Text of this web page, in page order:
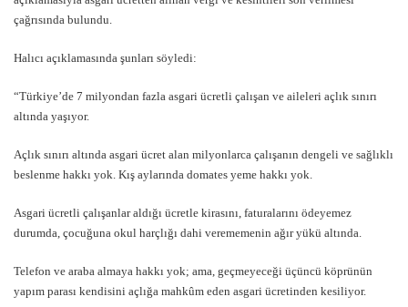
çağrısında bulundu.
Halıcı açıklamasında şunları söyledi:
“Türkiye’de 7 milyondan fazla asgari ücretli çalışan ve aileleri açlık sınırı
altında yaşıyor.
Açlık sınırı altında asgari ücret alan milyonlarca çalışanın dengeli ve sağlıklı
beslenme hakkı yok. Kış aylarında domates yeme hakkı yok.
Asgari ücretli çalışanlar aldığı ücretle kirasını, faturalarını ödeyemez
durumda, çocuğuna okul harçlığı dahi verememenin ağır yükü altında.
Telefon ve araba almaya hakkı yok; ama, geçmeyeceği üçüncü köprünün
yapım parası kendisini açlığa mahkûm eden asgari ücretinden kesiliyor.